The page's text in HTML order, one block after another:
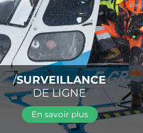
/SURVEILLANCE
DE LIGNE
En savoir plus